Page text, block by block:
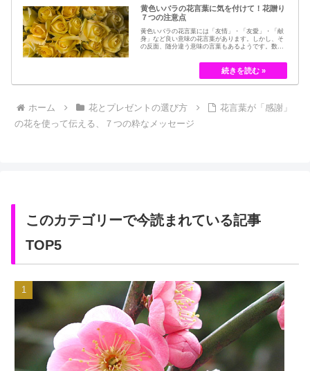
黄色いバラの花言葉に気を付けて！花贈り
７つの注意点
黄色いバラの花言葉には「友情」・「友愛」・「献
身」など良い意味の花言葉があります。しかし、そ
の反面、随分違う意味の言葉もあるようです。数多
ローズである「ハイブリット・ティー」の中には、
黄色のバラというのは、存在していませんでした。
しかし、フランスの園芸家ジョセフ・ペルネ＝デ…
ホーム 花とプレゼントの選び方
花言葉が「感謝」
の花を使って伝える、７つの粋なメッセージ
このカテゴリーで今読まれている記事
TOP5